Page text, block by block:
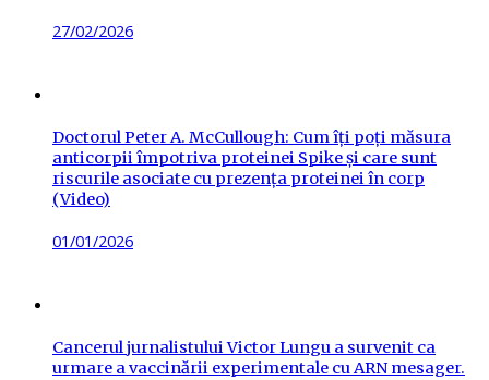
Posted
27/02/2026
Doctorul Peter A. McCullough: Cum îți poți măsura
anticorpii împotriva proteinei Spike și care sunt
riscurile asociate cu prezența proteinei în corp
(Video)
Posted
01/01/2026
Cancerul jurnalistului Victor Lungu a survenit ca
urmare a vaccinării experimentale cu ARN mesager.